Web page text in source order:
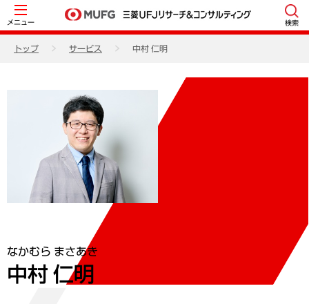
メニュー 検索
トップ サービス 中村 仁明
なかむら まさあき
中村 仁明